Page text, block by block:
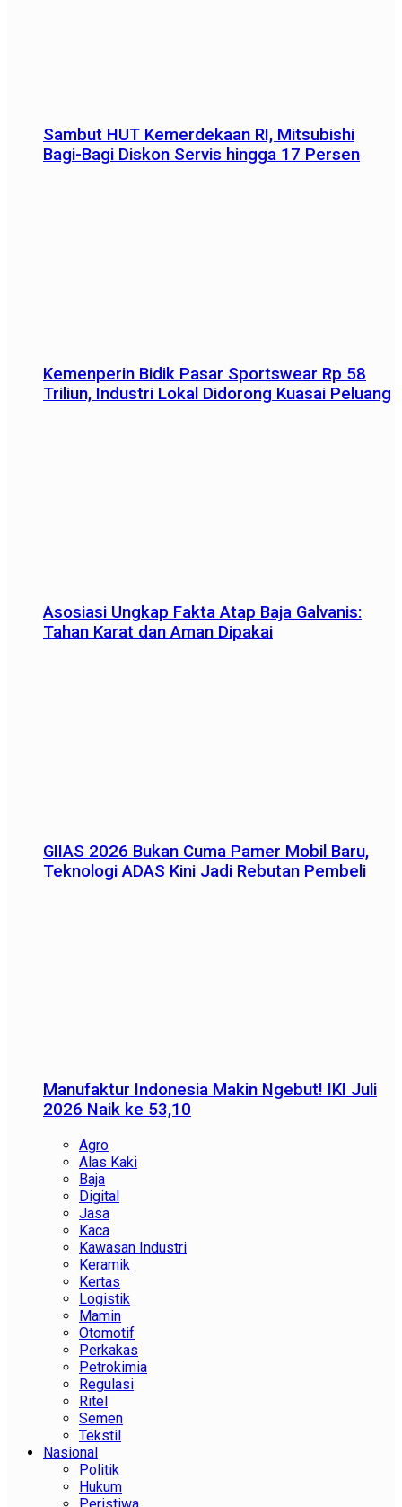
Sambut HUT Kemerdekaan RI, Mitsubishi
Bagi-Bagi Diskon Servis hingga 17 Persen
Kemenperin Bidik Pasar Sportswear Rp 58
Triliun, Industri Lokal Didorong Kuasai Peluang
Asosiasi Ungkap Fakta Atap Baja Galvanis:
Tahan Karat dan Aman Dipakai
GIIAS 2026 Bukan Cuma Pamer Mobil Baru,
Teknologi ADAS Kini Jadi Rebutan Pembeli
Manufaktur Indonesia Makin Ngebut! IKI Juli
2026 Naik ke 53,10
Agro
Alas Kaki
Baja
Digital
Jasa
Kaca
Kawasan Industri
Keramik
Kertas
Logistik
Mamin
Otomotif
Perkakas
Petrokimia
Regulasi
Ritel
Semen
Tekstil
Nasional
Politik
Hukum